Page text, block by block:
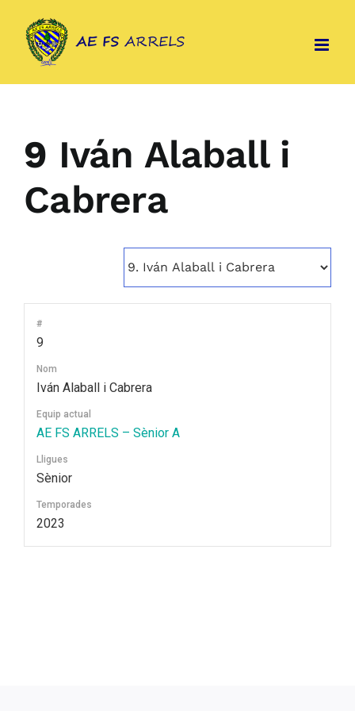
content
9 Iván Alaball i
Cabrera
#
9
Nom
Iván Alaball i Cabrera
Equip actual
AE FS ARRELS – Sènior A
Lligues
Sènior
Temporades
2023